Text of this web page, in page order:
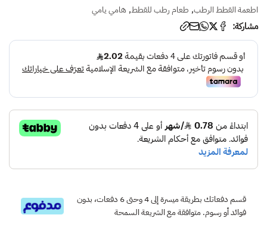
اطعمة القطط الرطب, طعام رطب للقطط, هامي يامي
مشاركة:
قسم دفعاتك بطريقة ميسرة إلى 4 وحتى 6 دفعات، بدون
فوائد أو رسوم. متوافقة مع الشريعة السمحة